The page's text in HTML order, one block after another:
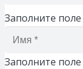
Заполните поле
Заполните поле